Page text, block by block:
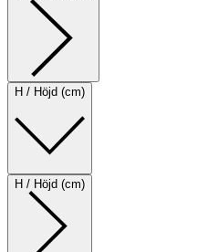
H / Höjd (cm)
H / Höjd (cm)